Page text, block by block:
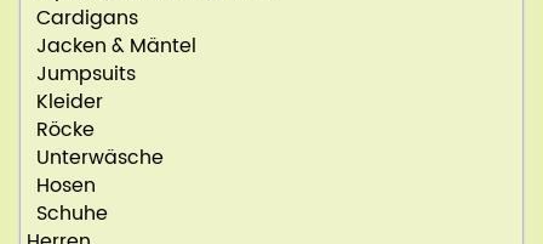
Cardigans
Jacken & Mäntel
Jumpsuits
Kleider
Röcke
Unterwäsche
Hosen
Schuhe